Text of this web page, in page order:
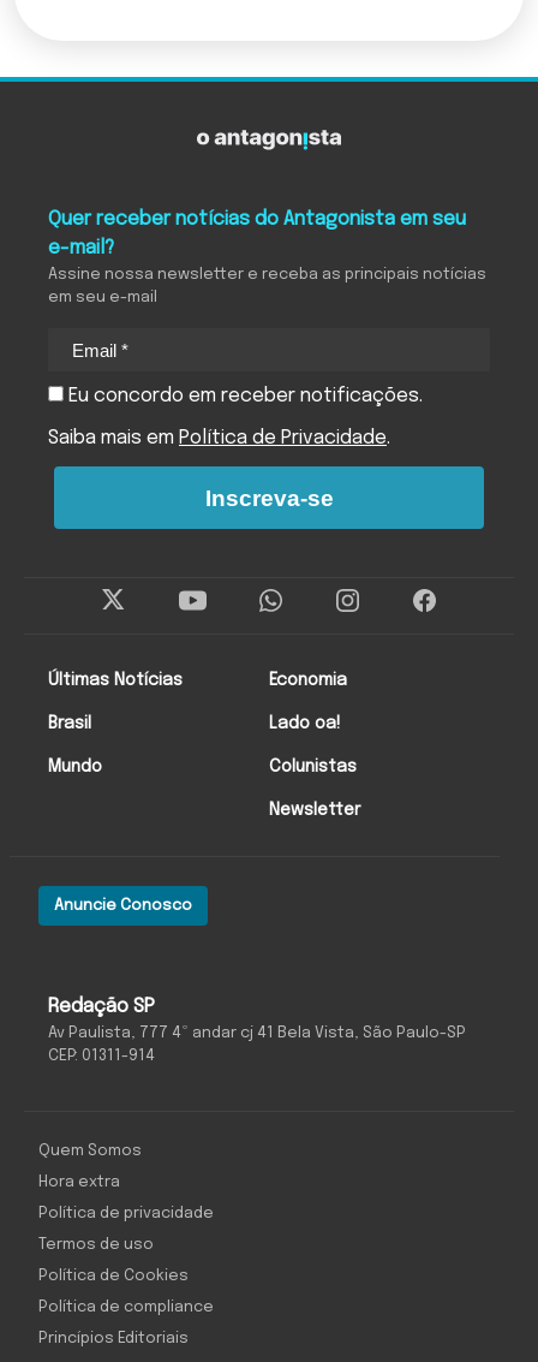
Redação SP
Av Paulista, 777 4º andar cj 41 Bela Vista, São Paulo-SP
CEP: 01311-914
Anuncie Conosco
Últimas Notícias
Brasil
Mundo
Economia
Lado oa!
Colunistas
Newsletter
Quer receber notícias do Antagonista em seu
e-mail?
Assine nossa newsletter e receba as principais notícias
em seu e-mail
Eu concordo em receber notificações.
Saiba mais em Política de Privacidade.
Inscreva-se
Quem Somos
Hora extra
Política de privacidade
Termos de uso
Política de Cookies
Política de compliance
Princípios Editoriais